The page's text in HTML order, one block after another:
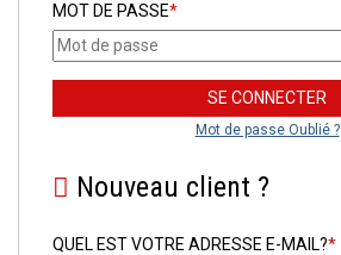
MOT DE PASSE*
Mot de passe Oublié ?
Nouveau client ?
QUEL EST VOTRE ADRESSE E-MAIL?*